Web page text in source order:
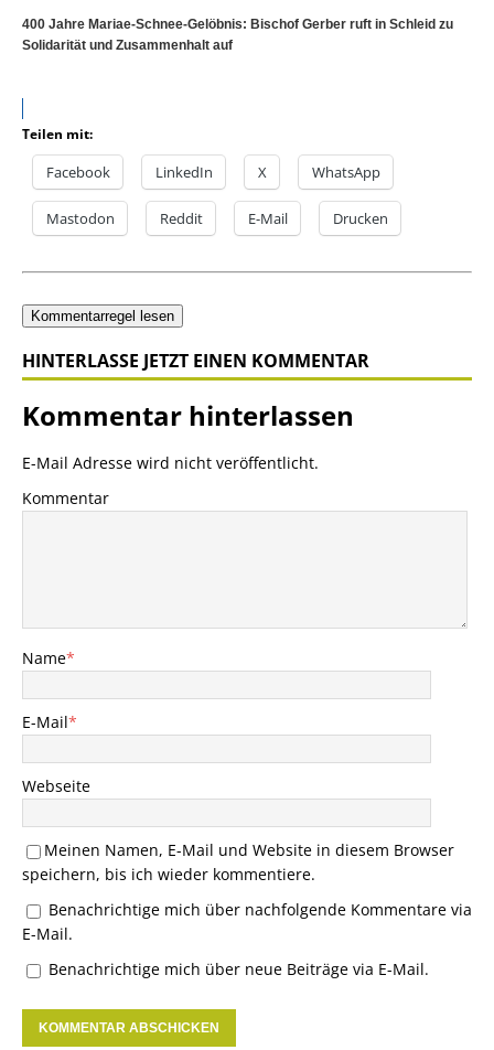
400 Jahre Mariae-Schnee-Gelöbnis: Bischof Gerber ruft in Schleid zu
Solidarität und Zusammenhalt auf
Teilen mit:
Facebook LinkedIn X WhatsApp
Mastodon Reddit E-Mail Drucken
Kommentarregel lesen
HINTERLASSE JETZT EINEN KOMMENTAR
Kommentar hinterlassen
E-Mail Adresse wird nicht veröffentlicht.
Kommentar
Name*
E-Mail*
Webseite
Meinen Namen, E-Mail und Website in diesem Browser
speichern, bis ich wieder kommentiere.
Benachrichtige mich über nachfolgende Kommentare via
E-Mail.
Benachrichtige mich über neue Beiträge via E-Mail.